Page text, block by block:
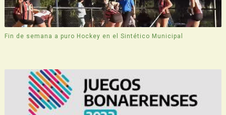
Fin de semana a puro Hockey en el Sintético Municipal